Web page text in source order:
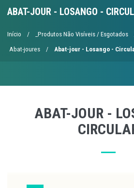
ABAT-JOUR - LOSANGO -
Início / _Produtos Não Visíveis / Esgotados
Abat-joures / Abat-jour - Losango -
ABAT-JOUR -